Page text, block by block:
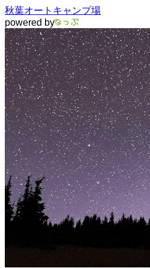
秋葉オートキャンプ場
powered by